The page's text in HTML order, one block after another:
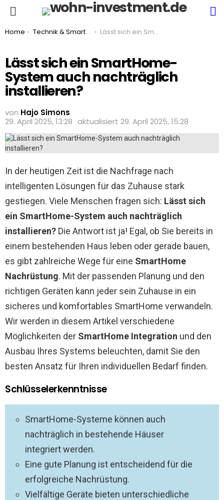
You are here:
Home Technik & Smarthome Lässt sich ein SmartHome-System auch nachträglich installieren?
Lässt sich ein SmartHome-
System auch nachträglich
installieren?
von Hajo Simons
29. April 2025, 13:28 aktualisiert 29. April 2025, 15:28
In der heutigen Zeit ist die Nachfrage nach
intelligenten Lösungen für das Zuhause stark
gestiegen. Viele Menschen fragen sich: Lässt sich
ein SmartHome-System auch nachträglich
installieren? Die Antwort ist ja! Egal, ob Sie bereits in
einem bestehenden Haus leben oder gerade bauen,
es gibt zahlreiche Wege für eine SmartHome
Nachrüstung. Mit der passenden Planung und den
richtigen Geräten kann jeder sein Zuhause in ein
sicheres und komfortables SmartHome verwandeln.
Wir werden in diesem Artikel verschiedene
Möglichkeiten der SmartHome Integration und den
Ausbau Ihres Systems beleuchten, damit Sie den
besten Ansatz für Ihren individuellen Bedarf finden.
Schlüsselerkenntnisse
SmartHome-Systeme können auch
nachträglich in bestehende Häuser
integriert werden.
Eine gute Planung ist entscheidend für die
erfolgreiche Nachrüstung.
Vielfältige Geräte bieten unterschiedliche